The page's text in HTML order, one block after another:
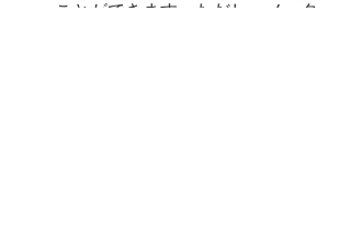
ことができます。ただし、メータ